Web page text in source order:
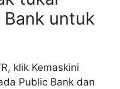
untuk
klik Kemaskini
Public Bank dan